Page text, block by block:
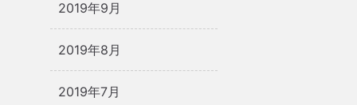
2019年9月
2019年8月
2019年7月